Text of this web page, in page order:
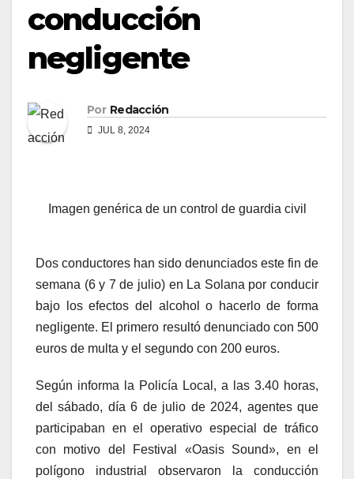
conducción
negligente
Por Redacción
JUL 8, 2024
Imagen genérica de un control de guardia civil
Dos conductores han sido denunciados este fin de
semana (6 y 7 de julio) en La Solana por conducir
bajo los efectos del alcohol o hacerlo de forma
negligente. El primero resultó denunciado con 500
euros de multa y el segundo con 200 euros.
Según informa la Policía Local, a las 3.40 horas,
del sábado, día 6 de julio de 2024, agentes que
participaban en el operativo especial de tráfico
con motivo del Festival «Oasis Sound», en el
polígono industrial observaron la conducción